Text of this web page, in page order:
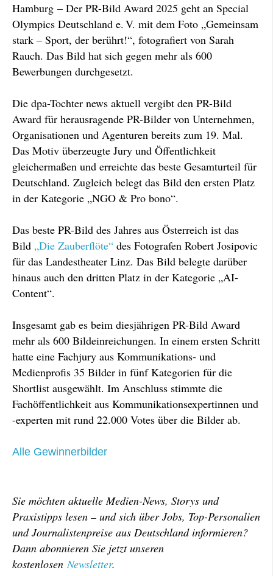
Hamburg – Der PR-Bild Award 2025 geht an Special
Olympics Deutschland e. V. mit dem Foto „Gemeinsam
stark – Sport, der berührt!“, fotografiert von Sarah
Rauch. Das Bild hat sich gegen mehr als 600
Bewerbungen durchgesetzt.
Die dpa-Tochter news aktuell vergibt den PR-Bild
Award für herausragende PR-Bilder von Unternehmen,
Organisationen und Agenturen bereits zum 19. Mal.
Das Motiv überzeugte Jury und Öffentlichkeit
gleichermaßen und erreichte das beste Gesamturteil für
Deutschland. Zugleich belegt das Bild den ersten Platz
in der Kategorie „NGO & Pro bono“.
Das beste PR-Bild des Jahres aus Österreich ist das
Bild „Die Zauberflöte“ des Fotografen Robert Josipovic
für das Landestheater Linz. Das Bild belegte darüber
hinaus auch den dritten Platz in der Kategorie „AI-
Content“.
Insgesamt gab es beim diesjährigen PR-Bild Award
mehr als 600 Bildeinreichungen. In einem ersten Schritt
hatte eine Fachjury aus Kommunikations- und
Medienprofis 35 Bilder in fünf Kategorien für die
Shortlist ausgewählt. Im Anschluss stimmte die
Fachöffentlichkeit aus Kommunikationsexpertinnen und
-experten mit rund 22.000 Votes über die Bilder ab.
Alle Gewinnerbilder
Sie möchten aktuelle Medien-News, Storys und
Praxistipps lesen – und sich über Jobs, Top-Personalien
und Journalistenpreise aus Deutschland informieren?
Dann abonnieren Sie jetzt unseren
kostenlosenNewsletter.